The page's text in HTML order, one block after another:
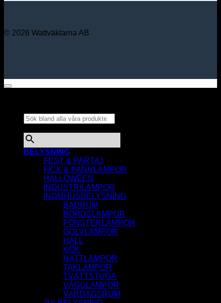
© 2026 Wattväktarna AB
BELYSNING
FEST & PARTAJ
FICK & PANNLAMPOR
HALLOWEEN
INDUSTRILAMPOR
INOMHUSBELYSNING
BADRUM
BORDSLAMPOR
FÖNSTERLAMPOR
GOLVLAMPOR
HALL
KÖK
NATTLAMPOR
TAKLAMPOR
TVÄTTSTUGA
VÄGGLAMPOR
VARDAGSRUM